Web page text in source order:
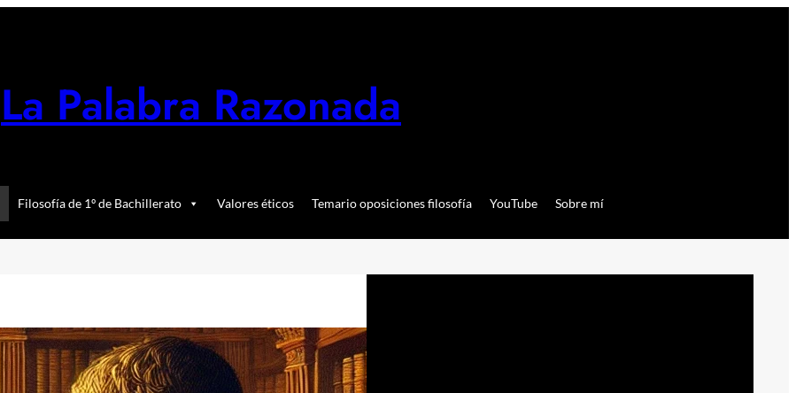
La Palabra Razonada
Filosofía de 1º de Bachillerato Valores éticos Temario oposiciones filosofía YouTube Sobre mí